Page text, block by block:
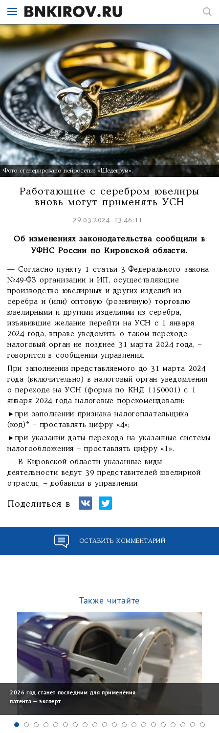
Фото сгенерировано нейросетью «Шедеврум».
Работающие с серебром ювелиры
вновь могут применять УСН
29.03.2024 13:46:11
Об изменениях законодательства сообщили в
УФНС России по Кировской области.
— Согласно пункту 1 статьи 3 Федерального закона
№49-ФЗ организации и ИП, осуществляющие
производство ювелирных и других изделий из
серебра и (или) оптовую (розничную) торговлю
ювелирными и другими изделиями из серебра,
изъявившие желание перейти на УСН с 1 января
2024 года, вправе уведомить о таком переходе
налоговый орган не позднее 31 марта 2024 года, –
говорится в сообщении управления.
При заполнении представляемого до 31 марта 2024
года (включительно) в налоговый орган уведомления
о переходе на УСН (форма по КНД 1150001) с 1
января 2024 года налоговые порекомендовали:
►при заполнении признака налогоплательщика
(код)* – проставлять цифру «4»;
►при указании даты перехода на указанные системы
налогообложения – проставлять цифру «1».
— В Кировской области указанные виды
деятельности ведут 39 представителей ювелирной
отрасли, – добавили в управлении.
Поделиться в
ОСТАВИТЬ КОММЕНТАРИЙ
Также читайте
2026 год станет последним для применения
патента — эксперт